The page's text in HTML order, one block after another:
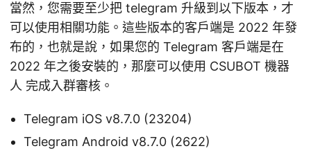
當然，您需要至少把 telegram 升級到以下版本，才
可以使用相關功能。這些版本的客戶端是 2022 年發
布的，也就是說，如果您的 Telegram 客戶端是在
2022 年之後安裝的，那麼可以使用 CSUBOT 機器
人 完成入群審核。
Telegram iOS v8.7.0 (23204)
Telegram Android v8.7.0 (2622)